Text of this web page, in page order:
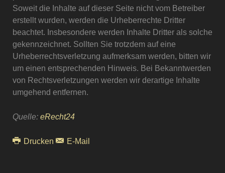
Soweit die Inhalte auf dieser Seite nicht vom Betreiber
erstellt wurden, werden die Urheberrechte Dritter
beachtet. Insbesondere werden Inhalte Dritter als solche
gekennzeichnet. Sollten Sie trotzdem auf eine
Urheberrechtsverletzung aufmerksam werden, bitten wir
um einen entsprechenden Hinweis. Bei Bekanntwerden
von Rechtsverletzungen werden wir derartige Inhalte
umgehend entfernen.
Quelle: eRecht24
Drucken E-Mail